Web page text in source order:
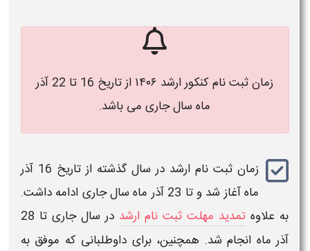
زمان ثبت نام کنکور ارشد ۱۴۰۶ از تاریخ 16 تا 22 آذر
ماه سال جاری می باشد.
زمان ثبت نام ارشد
در سال گذشته از تاریخ 16 آذر
ماه آغاز شد و تا 23 آذر ماه سال جاری ادامه داشت.
به علاوه تمدید مهلت ثبت نام ارشد
در سال جاری تا 28
آذر ماه انجام شد. همچنین، برای داوطلبانی که موفق به